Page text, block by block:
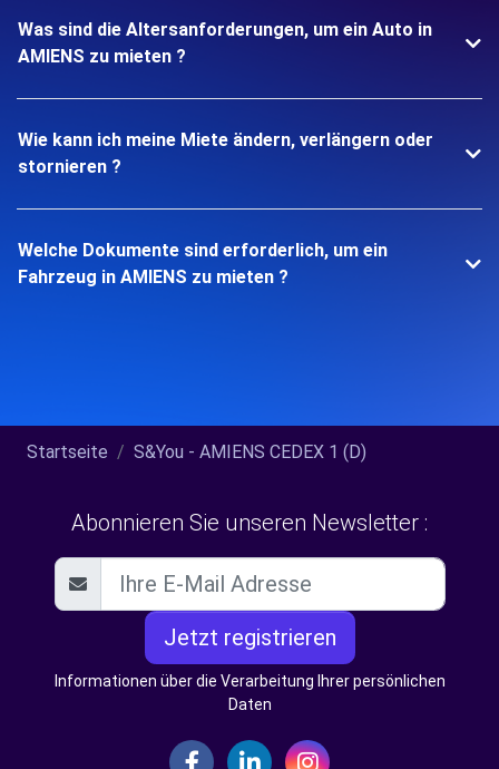
Was sind die Altersanforderungen, um ein Auto in
AMIENS zu mieten ?
Wie kann ich meine Miete ändern, verlängern oder
stornieren ?
Welche Dokumente sind erforderlich, um ein
Fahrzeug in AMIENS zu mieten ?
Startseite S&You - AMIENS CEDEX 1 (D)
Abonnieren Sie unseren Newsletter :
Jetzt registrieren
Informationen über die Verarbeitung Ihrer persönlichen
Daten